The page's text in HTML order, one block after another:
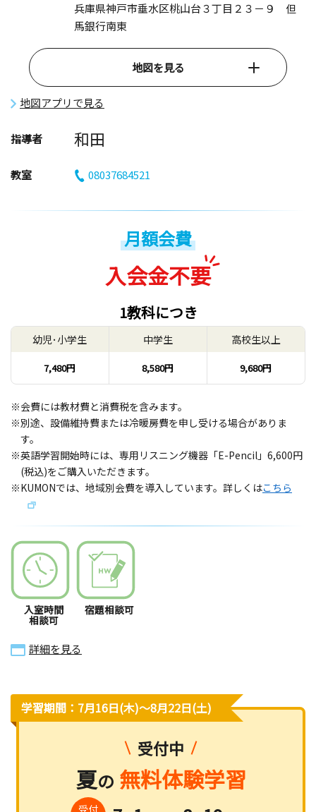
兵庫県神戸市垂水区桃山台３丁目２３－９ 但
馬銀行南東
地図を見る
地図アプリで見る
指導者 和田
教室 08037684521
月額会費
入会金不要
1教科につき
幼児･小学生
7,480円
中学生
8,580円
高校生以上
9,680円
※会費には教材費と消費税を含みます。
※別途、設備維持費または冷暖房費を申し受ける場合がありま
す。
※英語学習開始時には、専用リスニング機器「E-Pencil」6,600円
(税込)をご購入いただきます。
※KUMONでは、地域別会費を導入しています。詳しくはこちら
入室時間
相談可
宿題相談可
詳細を見る
学習期間：7月16日(木)〜8月22日(土)
受付中
夏の 無料体験学習